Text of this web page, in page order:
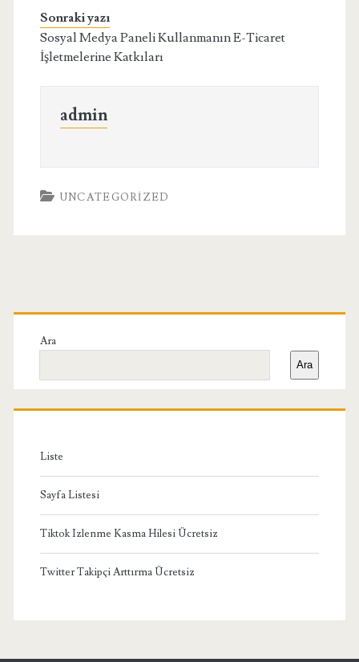
Sonraki yazı
Sosyal Medya Paneli Kullanmanın E-Ticaret
İşletmelerine Katkıları
admin
UNCATEGORIZED
Birincil
Yan
Menü
Ara
Ara
Liste
Sayfa Listesi
Tiktok Izlenme Kasma Hilesi Ücretsiz
Twitter Takipçi Arttırma Ücretsiz